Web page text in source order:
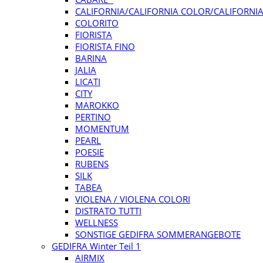
CALIFORNIA/CALIFORNIA COLOR/
COLORITO
FIORISTA
FIORISTA FINO
BARINA
JALIA
LICATI
CITY
MAROKKO
PERTINO
MOMENTUM
PEARL
POESIE
RUBENS
SILK
TABEA
VIOLENA / VIOLENA COLORI
DISTRATO TUTTI
WELLNESS
SONSTIGE GEDIFRA SOMMERANGEBOTE
GEDIFRA Winter Teil 1
AIRMIX